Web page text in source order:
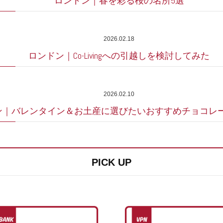
2026.02.18
ロンドン｜Co-Livingへの引越しを検討してみた
2026.02.10
バレンタイン＆お土産に選びたいおすすめチョコレ
PICK UP